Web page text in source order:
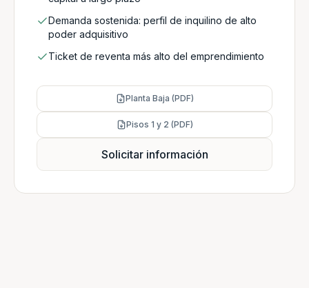
Demanda sostenida: perfil de inquilino de alto
poder adquisitivo
Ticket de reventa más alto del emprendimiento
Planta Baja (PDF)
Pisos 1 y 2 (PDF)
Solicitar información